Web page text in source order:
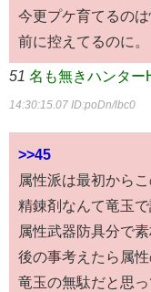
今更プケ育てるの
前に控えてるのに。
51 名も無きハンター
14:30:15.07 ID:poDn/lbc0
>>45
属性派は最初から
精錬剤なんて竜玉
属性武器防具分で
後の事考えたら属
竜玉の無駄だと思っ